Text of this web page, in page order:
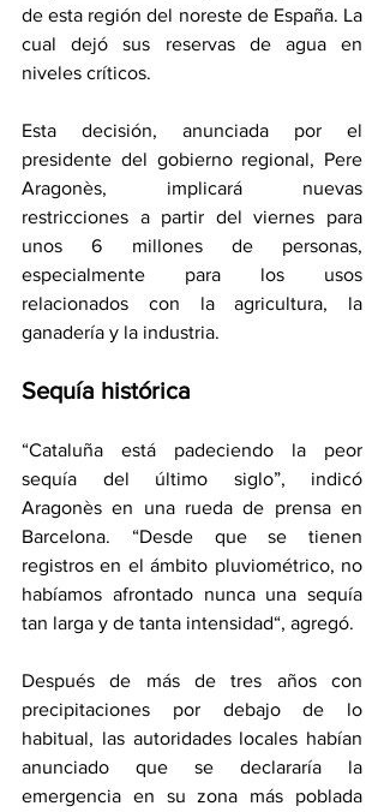
de esta región del noreste de España. La
cual dejó sus reservas de agua en
niveles críticos.
Esta decisión, anunciada por el
presidente del gobierno regional, Pere
Aragonès, implicará nuevas
restricciones a partir del viernes para
unos 6 millones de personas,
especialmente para los usos
relacionados con la agricultura, la
ganadería y la industria.
Sequía histórica
“Cataluña está padeciendo la peor
sequía del último siglo”, indicó
Aragonès en una rueda de prensa en
Barcelona. “Desde que se tienen
registros en el ámbito pluviométrico, no
habíamos afrontado nunca una sequía
tan larga y de tanta intensidad“, agregó.
Después de más de tres años con
precipitaciones por debajo de lo
habitual, las autoridades locales habían
anunciado que se declararía la
emergencia en su zona más poblada